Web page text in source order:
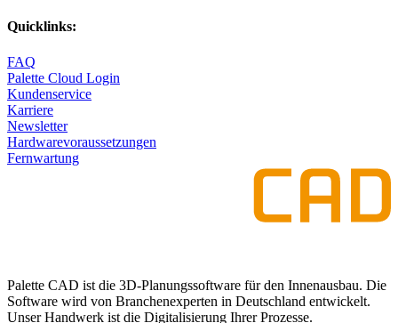
Quicklinks:
FAQ
Palette Cloud Login
Kundenservice
Karriere
Newsletter
Hardwarevoraussetzungen
Fernwartung
Palette CAD ist die 3D-Planungssoftware für den Innenausbau. Die
Software wird von Branchenexperten in Deutschland entwickelt.
Unser Handwerk ist die Digitalisierung Ihrer Prozesse.